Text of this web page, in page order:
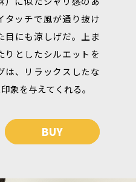
タッチで風が通り抜け
目にも涼しげだ。上ま
りとしたシルエットを
は、リラックスしたな
象を与えてくれる。
BUY